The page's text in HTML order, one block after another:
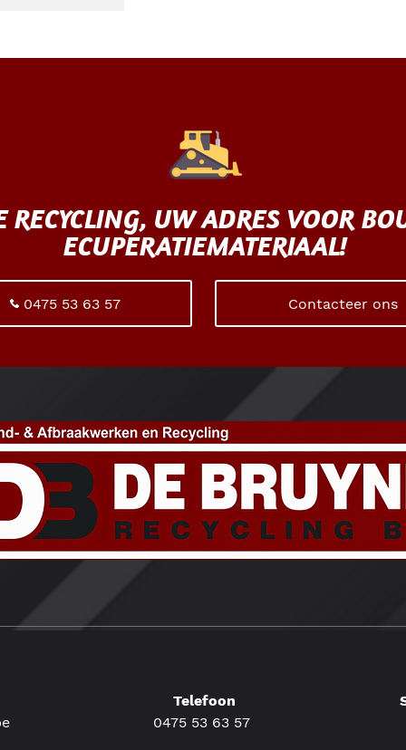
RECYCLING, UW ADRES VOOR
ECUPERATIEMATERIAAL!
0475 53 63 57 Contacteer ons
Telefoon
0475 53 63 57